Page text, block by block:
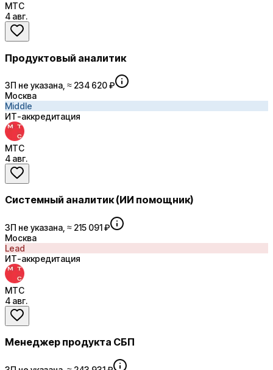
МТС
4 авг.
Продуктовый аналитик
ЗП не указана, ≈ 234 620 ₽
Москва
Middle
ИТ-аккредитация
МТС
4 авг.
Системный аналитик (ИИ помощник)
ЗП не указана, ≈ 215 091 ₽
Москва
Lead
ИТ-аккредитация
МТС
4 авг.
Менеджер продукта СБП